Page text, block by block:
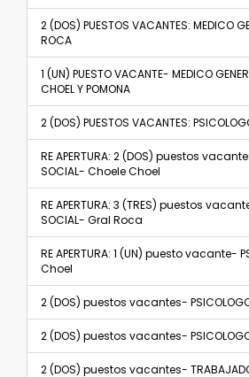
2 (DOS) PUESTOS VACANTES: MEDICO
ROCA
1 (UN) PUESTO VACANTE- MEDICO
CHOEL Y POMONA
2 (DOS) PUESTOS VACANTES:
RE APERTURA: 2 (DOS) puestos
SOCIAL- Choele Choel
RE APERTURA: 3 (TRES) puestos
SOCIAL- Gral Roca
RE APERTURA: 1 (UN) puesto vacante-
Choel
2 (DOS) puestos vacantes-
2 (DOS) puestos vacantes-
2 (DOS) puestos vacantes-